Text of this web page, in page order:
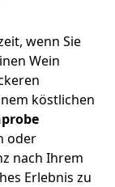
wenn Sie
Wein
köstlichen
oder
nach Ihrem
Erlebnis zu